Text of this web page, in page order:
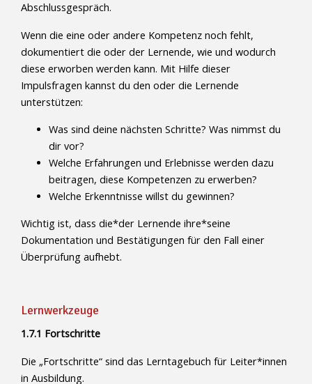
Abschlussgespräch.
Wenn die eine oder andere Kompetenz noch fehlt,
dokumentiert die oder der Lernende, wie und wodurch
diese erworben werden kann. Mit Hilfe dieser
Impulsfragen kannst du den oder die Lernende
unterstützen:
Was sind deine nächsten Schritte? Was nimmst du
dir vor?
Welche Erfahrungen und Erlebnisse werden dazu
beitragen, diese Kompetenzen zu erwerben?
Welche Erkenntnisse willst du gewinnen?
Wichtig ist, dass die*der Lernende ihre*seine
Dokumentation und Bestätigungen für den Fall einer
Überprüfung aufhebt.
Lernwerkzeuge
1.7.1 Fortschritte
Die „Fortschritte“ sind das Lerntagebuch für Leiter*innen
in Ausbildung.